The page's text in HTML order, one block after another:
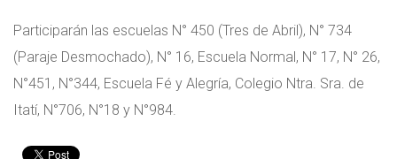
Participarán las escuelas N° 450 (Tres de Abril), N° 734
(Paraje Desmochado), N° 16, Escuela Normal, N° 17, N° 26,
N°451, N°344, Escuela Fé y Alegría, Colegio Ntra. Sra. de
Itatí, N°706, N°18 y N°984.